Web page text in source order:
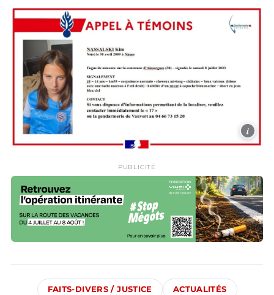
i
PUBLICITÉ
FAITS-DIVERS / JUSTICE ACTUALITÉS